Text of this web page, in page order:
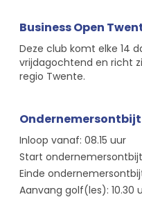
Business Open
Deze club komt elke 14
vrijdagochtend en richt
regio Twente.
Ondernemersontbijt
Inloop vanaf: 08.15 uur
Start
Einde
Aanvang golf(les): 10.30